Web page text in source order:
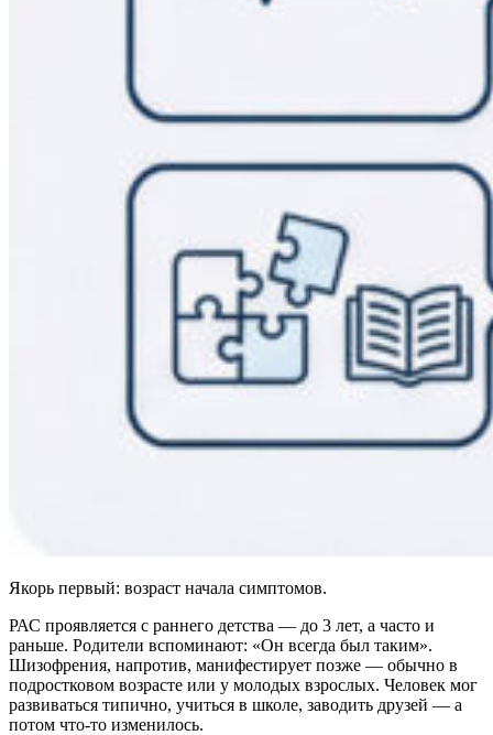
Якорь первый: возраст начала симптомов.
РАС проявляется с раннего детства — до 3 лет, а часто и
раньше. Родители вспоминают: «Он всегда был таким».
Шизофрения, напротив, манифестирует позже — обычно в
подростковом возрасте или у молодых взрослых. Человек мог
развиваться типично, учиться в школе, заводить друзей — а
потом что-то изменилось.